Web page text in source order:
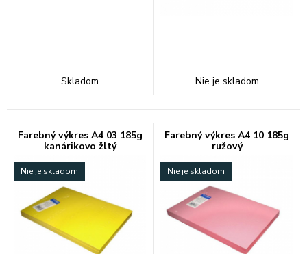
Skladom Nie je skladom
Farebný výkres A4 03 185g
kanárikovo žltý
Nie je skladom
Farebný výkres A4 10 185g
ružový
Nie je skladom